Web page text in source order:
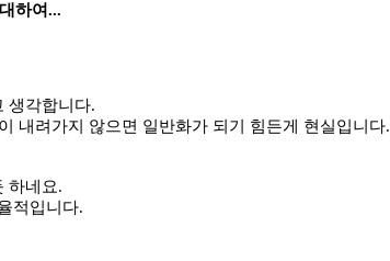
하여...
생각합니다.
내려가지 않으면 일반화가 되기 힘든게 현실입니다.
하네요.
적입니다.